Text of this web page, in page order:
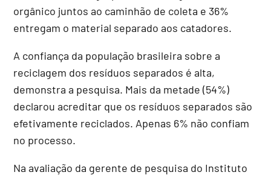
orgânico juntos ao caminhão de coleta e 36%
entregam o material separado aos catadores.
A confiança da população brasileira sobre a
reciclagem dos resíduos separados é alta,
demonstra a pesquisa. Mais da metade (54%)
declarou acreditar que os resíduos separados são
efetivamente reciclados. Apenas 6% não confiam
no processo.
Na avaliação da gerente de pesquisa do Instituto